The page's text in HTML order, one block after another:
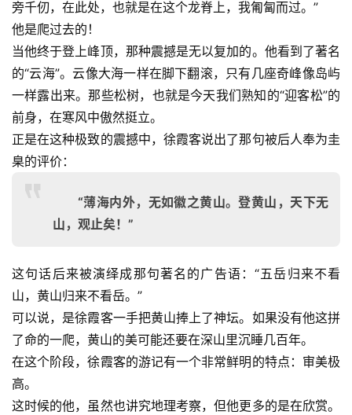
旁千仞，在此处，也就是在这个龙脊上，我匍匐而过。”
他是爬过去的！
当他终于登上峰顶，那种震撼是无以复加的。他看到了著名
的“云海”。云像大海一样在脚下翻滚，只有几座奇峰像岛屿
一样露出来。那些松树，也就是今天我们熟知的“迎客松”的
前身，在寒风中傲然挺立。
正是在这种极致的震撼中，徐霞客说出了那句被后人奉为圭
臬的评价：
“薄海内外，无如徽之黄山。登黄山，天下无
山，观止矣！”
这句话后来被演绎成那句著名的广告语：“五岳归来不看
山，黄山归来不看岳。”
可以说，是徐霞客一手把黄山捧上了神坛。如果没有他这拼
了命的一爬，黄山的美可能还要在深山里沉睡几百年。
在这个阶段，徐霞客的游记有一个非常鲜明的特点：审美极
高。
这时候的他，虽然也讲究地理考察，但他更多的是在欣赏。